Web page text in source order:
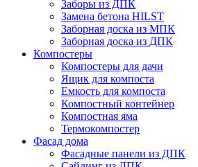
Заборы из ДПК
Замена бетона HILST
Заборная доска из МПК
Заборная доска из ДПК
Компостеры
Компостеры для дачи
Ящик для компоста
Емкость для компоста
Компостный контейнер
Компостная яма
Термокомпостер
Фасад дома
Фасадные панели из ДПК